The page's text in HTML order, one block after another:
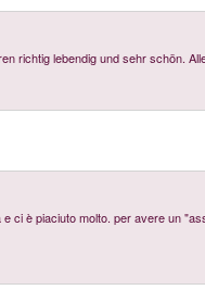
richtig lebendig und sehr schön.
ci è piaciuto molto. per avere un